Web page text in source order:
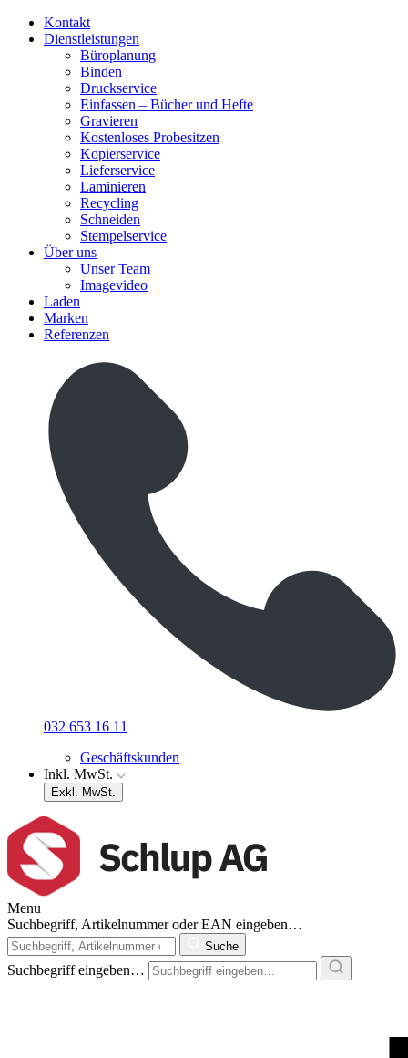
Kontakt
Dienstleistungen
Büroplanung
Binden
Druckservice
Einfassen – Bücher und Hefte
Gravieren
Kostenloses Probesitzen
Kopierservice
Lieferservice
Laminieren
Recycling
Schneiden
Stempelservice
Über uns
Unser Team
Imagevideo
Laden
Marken
Referenzen
032 653 16 11
Geschäftskunden
Inkl. MwSt.
Exkl. MwSt.
Menu
Suchbegriff, Artikelnummer oder EAN eingeben…
Suche
Suchbegriff eingeben…